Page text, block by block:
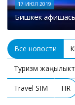
17 ИЮЛ 2019
Бишкек
Все новости
Туризм
Travel SIM HR